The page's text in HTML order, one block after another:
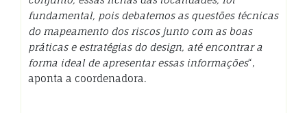
fundamental, pois debatemos as questões técnicas
do mapeamento dos riscos junto com as boas
práticas e estratégias do design, até encontrar a
forma ideal de apresentar essas informações“,
aponta a coordenadora.